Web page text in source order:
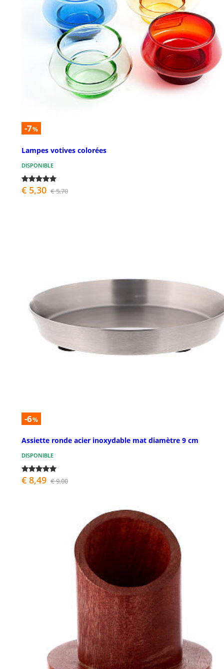
-7%
Lampes votives colorées
DISPONIBLE
€ 5,30 € 5,70
-6%
Assiette ronde acier inoxydable mat diamètre 9 cm
DISPONIBLE
€ 8,49 € 9,00